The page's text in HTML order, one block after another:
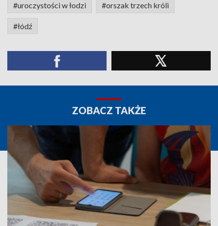
#uroczystości w łodzi #orszak trzech króli
#łódź
ZOBACZ TAKŻE